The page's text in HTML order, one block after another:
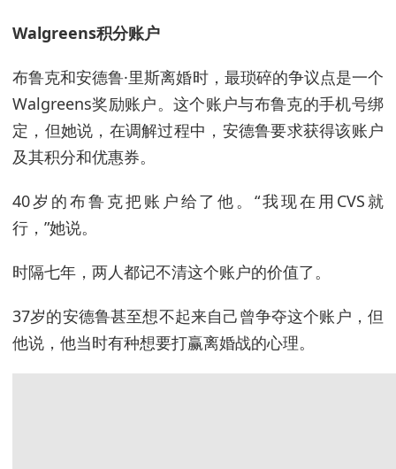
Walgreens积分账户
布鲁克和安德鲁·里斯离婚时，最琐碎的争议点是一个
Walgreens奖励账户。这个账户与布鲁克的手机号绑
定，但她说，在调解过程中，安德鲁要求获得该账户
及其积分和优惠券。
40岁的布鲁克把账户给了他。“我现在用CVS就
行，”她说。
时隔七年，两人都记不清这个账户的价值了。
37岁的安德鲁甚至想不起来自己曾争夺这个账户，但
他说，他当时有种想要打赢离婚战的心理。